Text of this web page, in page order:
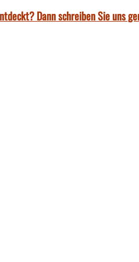
Dann schreiben Sie uns